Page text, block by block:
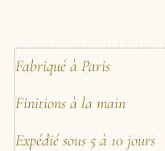
Fabriqué à Paris
Finitions à la main
Expédié sous 5 à 10 jours